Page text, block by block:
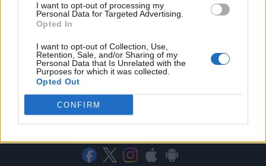
I want to opt-out of processing my
Personal Data for Targeted Advertising.
Opted In
I want to opt-out of Collection, Use,
Retention, Sale, and/or Sharing of my
Personal Data that Is Unrelated with the
Purposes for which it was collected.
Opted Out
CONFIRM